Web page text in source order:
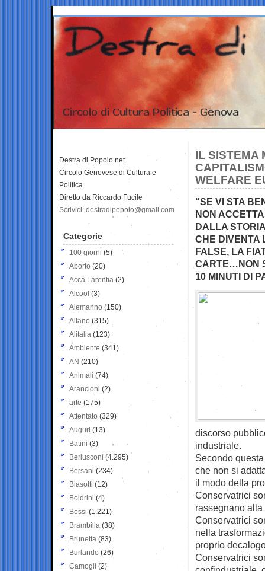
IL SISTEMA
WELFARE
“SE VI STA
NON
DALLA
CHE DIVENTA
FALSE, LA
CARTE…NON
10 MINUTI DI
discorso
industriale.
Secondo
che non si
il modo della
Conservatrici
rassegnano
Conservatrici
nella
proprio
Conservatrici
Destra di Popolo.net
Circolo Genovese di Cultura e
Politica
Diretto da Riccardo Fucile
Scrivici: destradipopolo@gmail.com
Categorie
100 giorni (5)
Aborto (20)
Acca Larentia (2)
Alcool (3)
Alemanno (150)
Alfano (315)
Alitalia (123)
Ambiente (341)
AN (210)
Animali (74)
Arancioni (2)
arte (175)
Attentato (329)
Auguri (13)
Batini (3)
Berlusconi (4.295)
Bersani (234)
Biasotti (12)
Boldrini (4)
Bossi (1.221)
Brambilla (38)
Brunetta (83)
Burlando (26)
Camogli (2)